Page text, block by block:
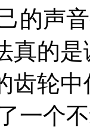
的声
真的
齿轮
一个